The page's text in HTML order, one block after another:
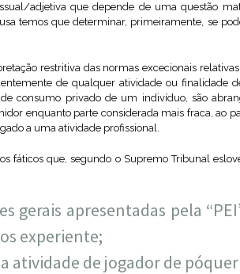
adjetiva que depende de uma questão
temos que determinar, primeiramente, se
restritiva das normas excecionais
de qualquer atividade ou finalidade
consumo privado de um indivíduo, são
enquanto parte considerada mais fraca, ao
a uma atividade profissional.
fáticos que, segundo o Supremo Tribunal
gerais apresentadas pela
experiente;
atividade de jogador de